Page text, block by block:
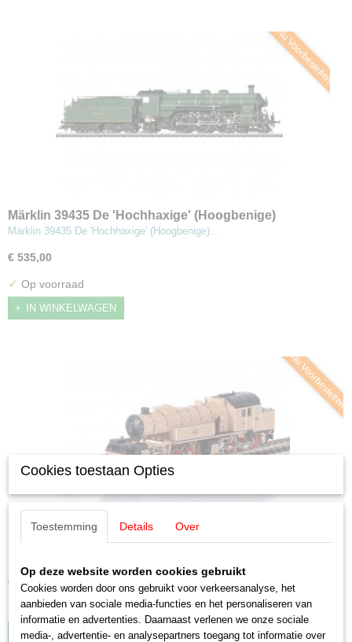
Nu Voorbestellen
Märklin 39435 De 'Hochhaxige' (Hoogbenige)
Stoomlocomotief type S 3/6
Märklin 39435 De 'Hochhaxige' (Hoogbenige)…
€ 535,00
✓ Op voorraad
IN WINKELWAGEN
Nu Voorbestellen
Märklin 88295 Stoomlocomotief type Gt 2 x 4/4 (Z)
€ 350,00
Op voorraad
IN WINKELWAGEN
Cookies toestaan Opties
Toestemming Details Over
Op deze website worden cookies gebruikt
Cookies worden door ons gebruikt voor verkeersanalyse, het
aanbieden van sociale media-functies en het personaliseren van
informatie en advertenties. Daarnaast verlenen we onze sociale
media-, advertentie- en analysepartners toegang tot informatie over